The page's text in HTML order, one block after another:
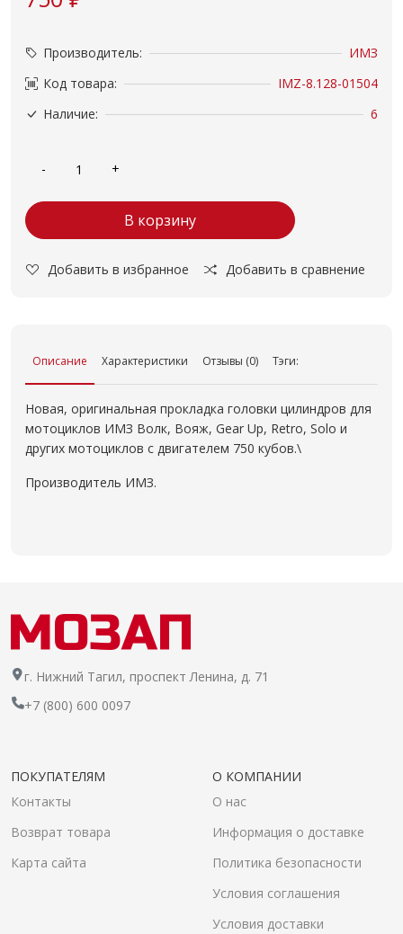
Производитель:
ИМЗ
Код товара:
IMZ-8.128-01504
Наличие:
6
В корзину
Добавить в избранное Добавить в сравнение
Описание Характеристики Отзывы (0) Тэги:
Новая, оригинальная прокладка головки цилиндров для
мотоциклов ИМЗ Волк, Вояж, Gear Up, Retro, Solo и
других мотоциклов с двигателем 750 кубов.\
Производитель ИМЗ.
г. Нижний Тагил, проспект Ленина, д. 71
+7 (800) 600 0097
ПОКУПАТЕЛЯМ
Контакты
Возврат товара
Карта сайта
О КОМПАНИИ
О нас
Информация о доставке
Политика безопасности
Условия соглашения
Условия доставки